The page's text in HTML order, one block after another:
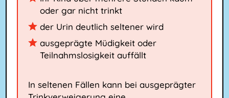
oder gar nicht trinkt
der Urin deutlich seltener wird
ausgeprägte Müdigkeit oder
Teilnahmslosigkeit auffällt
In seltenen Fällen kann bei ausgeprägter